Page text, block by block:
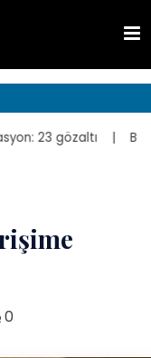
23 gözaltı | Bakan
0